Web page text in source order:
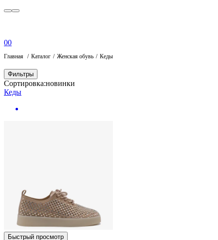
00
Главная Каталог Женская обувь Кеды
Фильтры
Сортировка:новинки
Кеды
Быстрый просмотр